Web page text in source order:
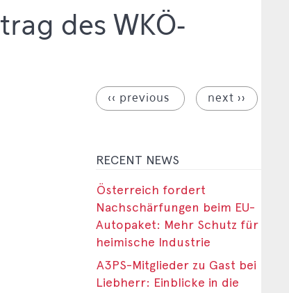
des WKÖ‐
‹‹ previous next ››
RECENT NEWS
Österreich fordert
Nachschärfungen beim EU-
Autopaket: Mehr Schutz für
heimische Industrie
A3PS-Mitglieder zu Gast bei
Liebherr: Einblicke in die